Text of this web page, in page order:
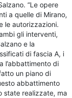
“Le opere
a quelle di Mirano,
le autorizzazioni.
gli interventi,
e la
di fascia A, i
l’abbattimento di
un piano di
abbattimento
state realizzate, ma